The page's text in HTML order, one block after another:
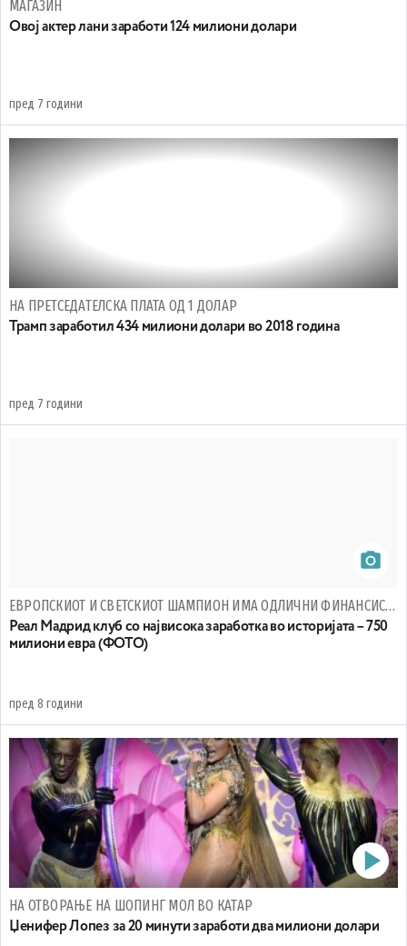
МАГАЗИН
Овој актер лани заработи 124 милиони долари
пред 7 години
НА ПРЕТСЕДАТЕЛСКА ПЛАТА ОД 1 ДОЛАР
Трамп заработил 434 милиони долари во 2018 година
пред 7 години
ЕВРОПСКИОТ И СВЕТСКИОТ ШАМПИОН ИМА ОДЛИЧНИ ФИНАНСИСКИ РЕЗУЛТАТИ
Реал Мадрид клуб со највисока заработка во историјата – 750
милиони евра (ФОТО)
пред 8 години
НА ОТВОРАЊЕ НА ШОПИНГ МОЛ ВО КАТАР
Џенифер Лопез за 20 минути заработи два милиони долари